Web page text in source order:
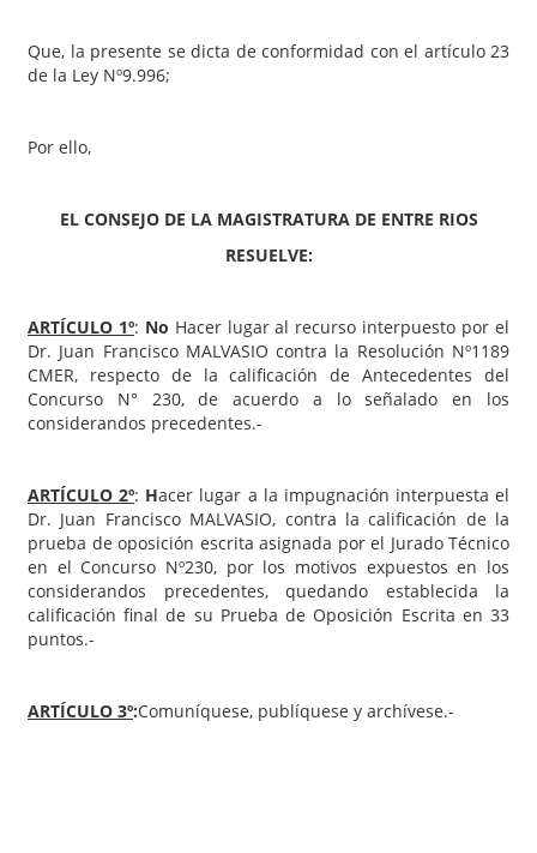
Que, la presente se dicta de conformidad con el artículo 23
de la Ley Nº9.996;
Por ello,
EL CONSEJO DE LA MAGISTRATURA DE ENTRE RIOS
RESUELVE:
ARTÍCULO 1º: No Hacer lugar al recurso interpuesto por el
Dr. Juan Francisco MALVASIO contra la Resolución Nº1189
CMER, respecto de la calificación de Antecedentes del
Concurso N° 230, de acuerdo a lo señalado en los
considerandos precedentes.-
ARTÍCULO 2º: Hacer lugar a la impugnación interpuesta el
Dr. Juan Francisco MALVASIO, contra la calificación de la
prueba de oposición escrita asignada por el Jurado Técnico
en el Concurso Nº230, por los motivos expuestos en los
considerandos precedentes, quedando establecida la
calificación final de su Prueba de Oposición Escrita en 33
puntos.-
ARTÍCULO 3º:Comuníquese, publíquese y archívese.-